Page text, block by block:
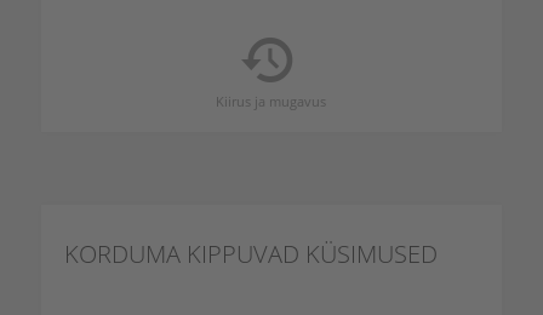
Kiirus ja mugavus
KORDUMA KIPPUVAD KÜSIMUSED